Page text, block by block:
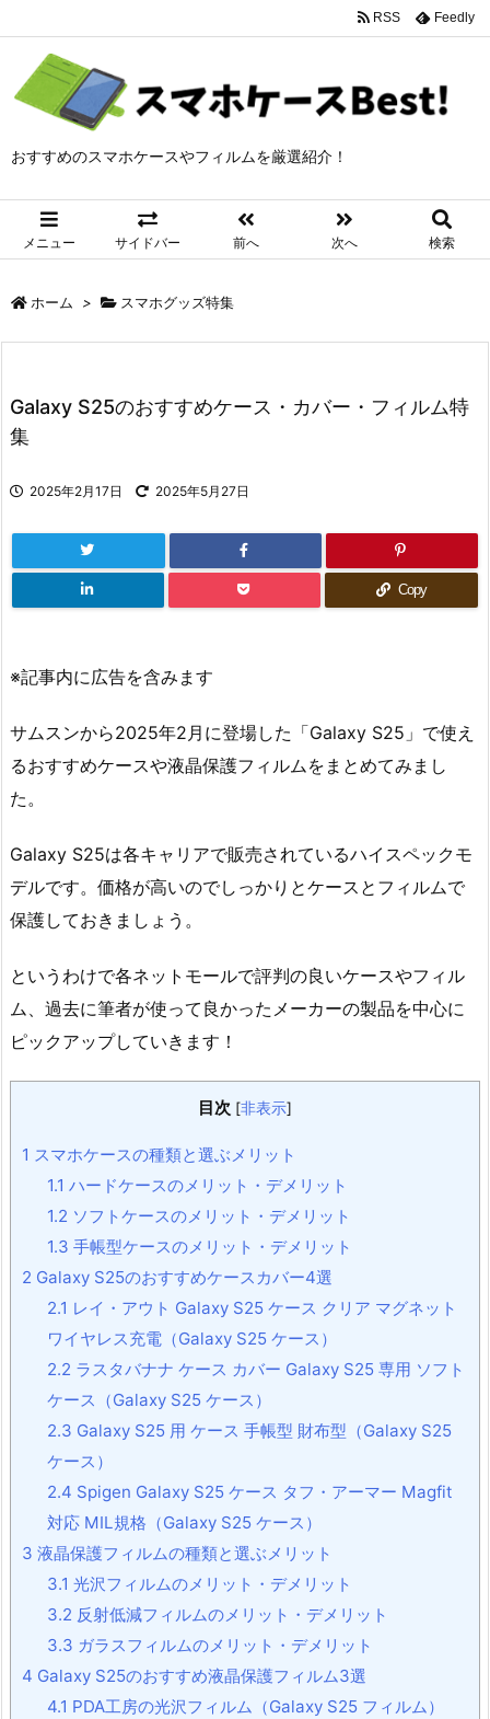
おすすめのスマホケースやフィルムを厳選紹介！
メニュー サイドバー 前へ 次へ 検索
RSS Feedly
ホーム > スマホグッズ特集
Galaxy S25のおすすめケース・カバー・フィルム特
集
2025年2月17日 2025年5月27日
Copy
※記事内に広告を含みます
サムスンから2025年2月に登場した「Galaxy S25」で使え
るおすすめケースや液晶保護フィルムをまとめてみまし
た。
Galaxy S25は各キャリアで販売されているハイスペックモ
デルです。価格が高いのでしっかりとケースとフィルムで
保護しておきましょう。
というわけで各ネットモールで評判の良いケースやフィル
ム、過去に筆者が使って良かったメーカーの製品を中心に
ピックアップしていきます！
目次 [非表示]
1 スマホケースの種類と選ぶメリット
1.1 ハードケースのメリット・デメリット
1.2 ソフトケースのメリット・デメリット
1.3 手帳型ケースのメリット・デメリット
2 Galaxy S25のおすすめケースカバー4選
2.1 レイ・アウト Galaxy S25 ケース クリア マグネット
ワイヤレス充電（Galaxy S25 ケース）
2.2 ラスタバナナ ケース カバー Galaxy S25 専用 ソフト
ケース（Galaxy S25 ケース）
2.3 Galaxy S25 用 ケース 手帳型 財布型（Galaxy S25
ケース）
2.4 Spigen Galaxy S25 ケース タフ・アーマー Magfit
対応 MIL規格（Galaxy S25 ケース）
3 液晶保護フィルムの種類と選ぶメリット
3.1 光沢フィルムのメリット・デメリット
3.2 反射低減フィルムのメリット・デメリット
3.3 ガラスフィルムのメリット・デメリット
4 Galaxy S25のおすすめ液晶保護フィルム3選
4.1 PDA工房の光沢フィルム（Galaxy S25 フィルム）